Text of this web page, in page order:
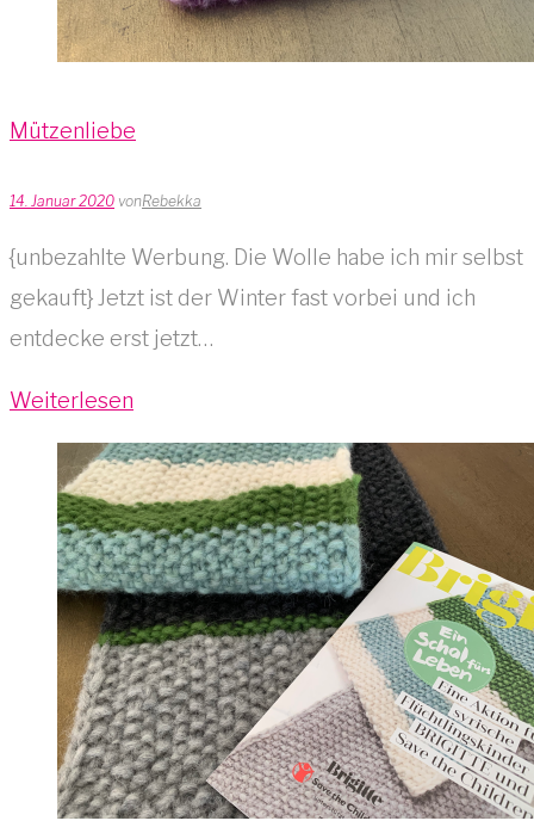
Mützenliebe
14. Januar 2020 vonRebekka
{unbezahlte Werbung. Die Wolle habe ich mir selbst
gekauft} Jetzt ist der Winter fast vorbei und ich
entdecke erst jetzt…
Weiterlesen